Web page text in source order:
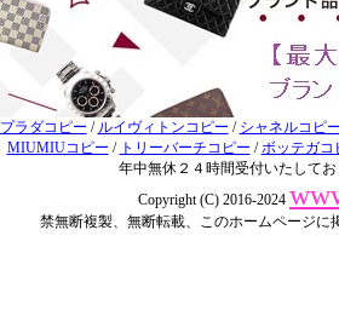
プラダコピー / ルイヴィトンコピー / シャネルコピ
MIUMIUコピー / トリーバーチコピー /ボッテガコ
年中無休２４時間受付いたして
Copyright (C) 2016-2024
禁無断複製、無断転載、このホームページ